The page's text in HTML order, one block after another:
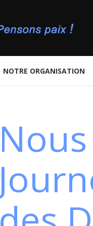
NOTRE ORGANISATION